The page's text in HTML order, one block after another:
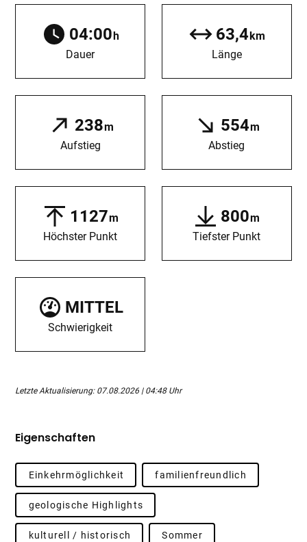
04:00h
Dauer
63,4km
Länge
238m
Aufstieg
554m
Abstieg
1127m
Höchster Punkt
800m
Tiefster Punkt
MITTEL
Schwierigkeit
Letzte Aktualisierung: 07.08.2026 | 04:48 Uhr
Eigenschaften
Einkehrmöglichkeit familienfreundlich
geologische Highlights
kulturell / historisch Sommer